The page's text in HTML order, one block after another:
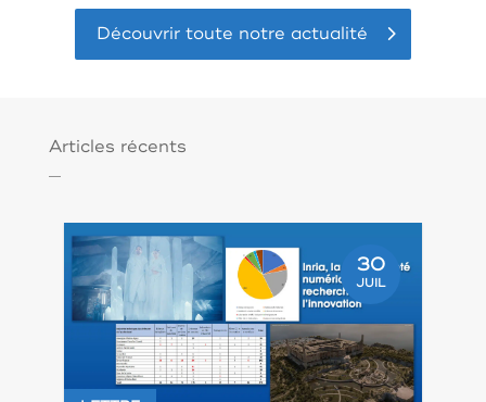
Découvrir toute notre actualité
Articles récents
30
JUIL